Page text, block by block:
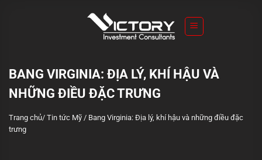
BANG VIRGINIA: ĐỊA LÝ, KHÍ HẬU VÀ
NHỮNG ĐIỀU ĐẶC TRƯNG
Trang chủ/ Tin tức Mỹ / Bang Virginia: Địa lý, khí hậu và những điều đặc
trưng